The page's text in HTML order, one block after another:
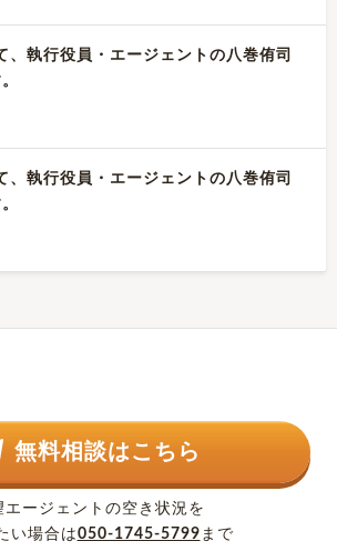
、執行役員・エージェントの八巻侑司
、執行役員・エージェントの八巻侑司
無料相談はこちら
エージェントの空き状況を
い場合は050-1745-5799 まで